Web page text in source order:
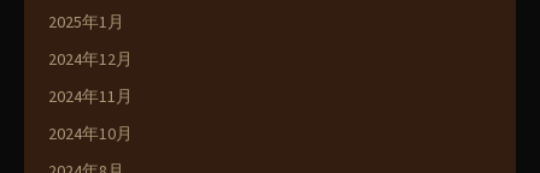
2025年1月
2024年12月
2024年11月
2024年10月